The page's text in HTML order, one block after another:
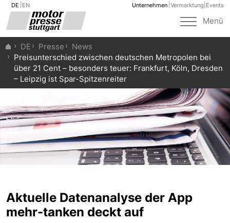
DE EN Unternehmen Vermarktung Events
Toggle
Menü
DE Presse
News
Preisunterschied zwischen deutschen Metropolen bei
über 21 Cent – besonders teuer: Frankfurt, Köln, Dresden
– Leipzig ist Spar-Spitzenreiter
Aktuelle Datenanalyse der App
mehr-tanken deckt auf